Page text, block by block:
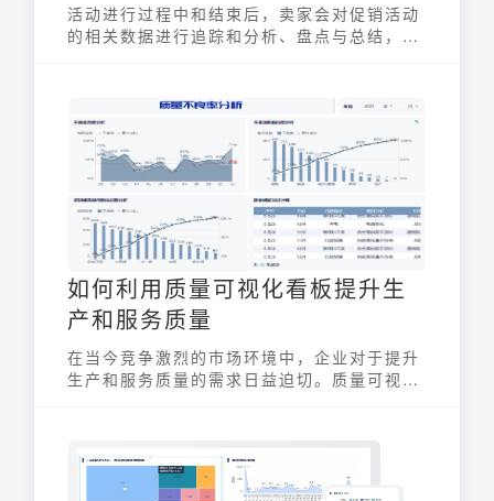
活动进行过程中和结束后，卖家会对促销活动
的相关数据进行追踪和分析、盘点与总结，这
如何利用质量可视化看板提升生
产和服务质量
在当今竞争激烈的市场环境中，企业对于提升
生产和服务质量的需求日益迫切。质量可视化
据以直观、易懂的方式呈现，质量可视化看板
帮助企业显著提升运营效率和客户满意度。